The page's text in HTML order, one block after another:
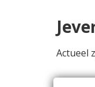
Actueel